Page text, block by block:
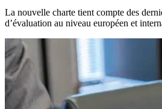
La nouvelle charte tient compte des
d’évaluation au niveau européen et